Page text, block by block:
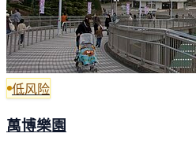
低风险
萬博樂園